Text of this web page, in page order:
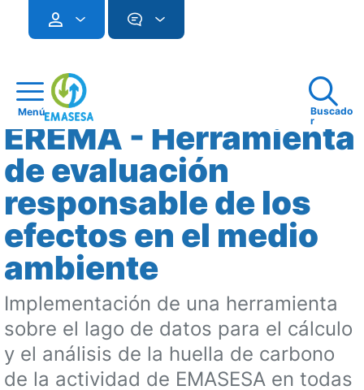
Menú
Buscado
r
EREMA - Herramienta
de evaluación
responsable de los
efectos en el medio
ambiente
Implementación de una herramienta
sobre el lago de datos para el cálculo
y el análisis de la huella de carbono
de la actividad de EMASESA en todas